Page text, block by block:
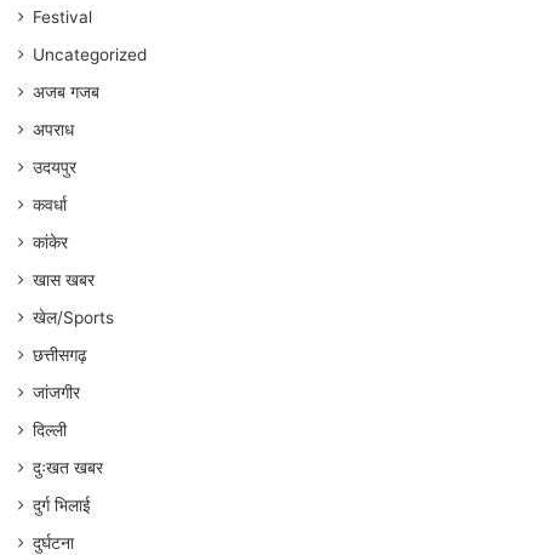
गौरहाFestival
Uncategorized
अजब गजब
अपराध
उदयपुर
कवर्धा
कांकेर
खास खबर
खेल/Sports
छत्तीसगढ़
जांजगीर
दिल्ली
दुःखत खबर
दुर्ग भिलाई
दुर्घटना